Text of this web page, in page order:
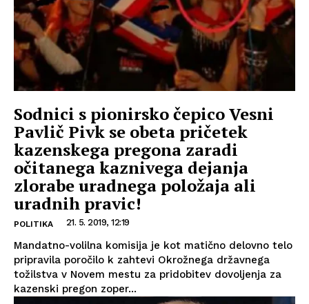
Sodnici s pionirsko čepico Vesni
Pavlič Pivk se obeta pričetek
kazenskega pregona zaradi
očitanega kaznivega dejanja
zlorabe uradnega položaja ali
uradnih pravic!
POLITIKA 21. 5. 2019, 12:19
Mandatno-volilna komisija je kot matično delovno telo
pripravila poročilo k zahtevi Okrožnega državnega
tožilstva v Novem mestu za pridobitev dovoljenja za
kazenski pregon zoper...